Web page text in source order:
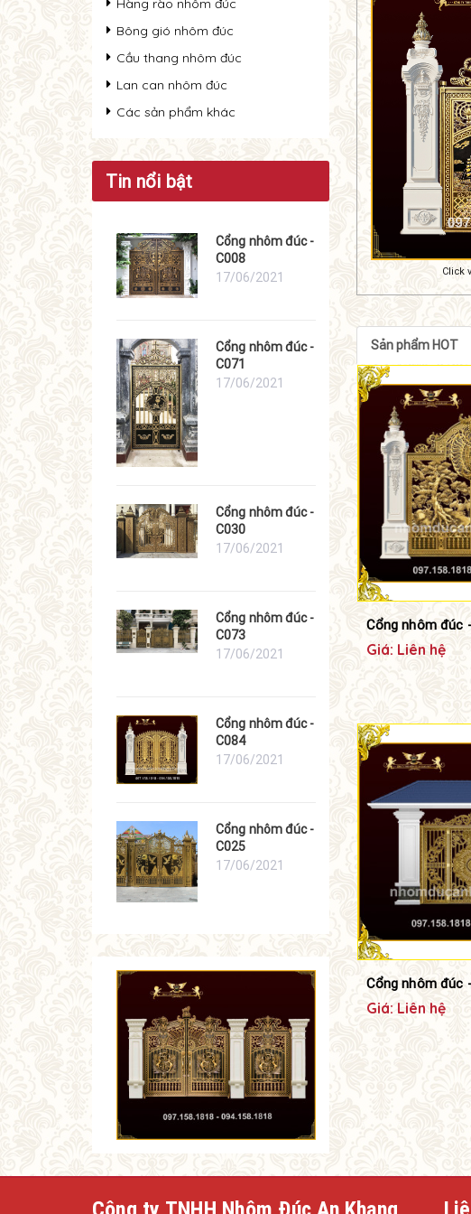
Click
Sản phẩm HOT
Cổng nhôm đúc
Giá: Liên hệ
Cổng nhôm đúc
Giá: Liên hệ
Hàng rào nhôm đúc
Bông gió nhôm đúc
Cầu thang nhôm đúc
Lan can nhôm đúc
Các sản phẩm khác
Tin nổi bật
Cổng nhôm đúc -
C008
17/06/2021
Cổng nhôm đúc -
C071
17/06/2021
Cổng nhôm đúc -
C030
17/06/2021
Cổng nhôm đúc -
C073
17/06/2021
Cổng nhôm đúc -
C084
17/06/2021
Cổng nhôm đúc -
C025
17/06/2021
Công ty TNHH Nhôm Đúc An Khang